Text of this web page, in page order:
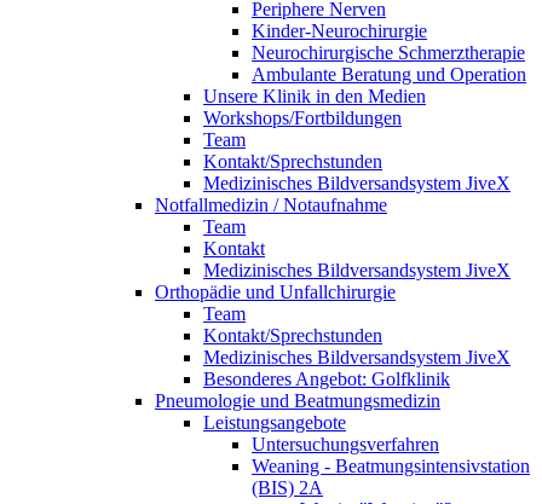
Periphere Nerven
Kinder-Neurochirurgie
Neurochirurgische Schmerztherapie
Ambulante Beratung und Operation
Unsere Klinik in den Medien
Workshops/Fortbildungen
Team
Kontakt/Sprechstunden
Medizinisches Bildversandsystem JiveX
Notfallmedizin / Notaufnahme
Team
Kontakt
Medizinisches Bildversandsystem JiveX
Orthopädie und Unfallchirurgie
Team
Kontakt/Sprechstunden
Medizinisches Bildversandsystem JiveX
Besonderes Angebot: Golfklinik
Pneumologie und Beatmungsmedizin
Leistungsangebote
Untersuchungsverfahren
Weaning - Beatmungsintensivstation
(BIS) 2A